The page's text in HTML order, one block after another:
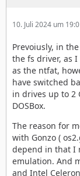
10. Juli 2024 um
Prevoiusly, in
the fs driver, as
as the ntfat,
have switched
in drives up to 2
DOSBox.
The reason for
with Gonzo (
depend in that I
emulation. And
and Intel